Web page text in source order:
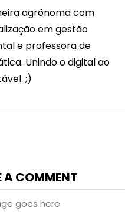
agrônoma com
em gestão
e professora de
Unindo o digital ao
;)
A COMMENT